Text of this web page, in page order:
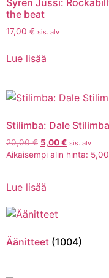
the beat
17,00 € sis. alv
Lue lisää
Stilimba: Dale Stilimba
20,00€ 5,00€ sis. alv
Aikaisempi alin hinta: 5,00
Lue lisää
Äänitteet (1004)